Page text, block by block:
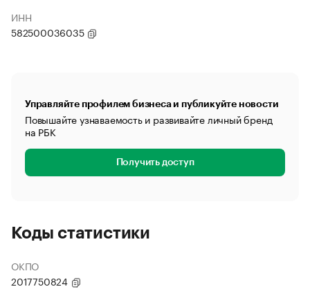
ИНН
582500036035
Управляйте профилем бизнеса и публикуйте новости
Повышайте узнаваемость и развивайте личный бренд
на РБК
Получить доступ
Коды статистики
ОКПО
2017750824